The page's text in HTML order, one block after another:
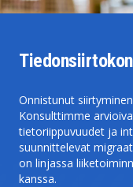
Onnistunut
Konsulttimme
tietoriippuvuudet ja
suunnittelevat
on linjassa
kanssa.